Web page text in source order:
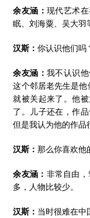
余友涵：现代艺术
眠、刘海粟、吴大羽
汉斯：你认识他们吗
余友涵：我不认识
这个邻居老先生是
就被关起来了。他
了。儿子还在，作
但是我认为他的作品
汉斯：那么你喜欢他
余友涵： 非常自由
多，人物比较少。
汉斯： 当时很难在中